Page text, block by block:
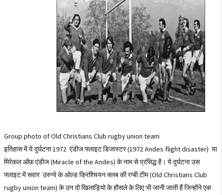
Group photo of Old Christians Club rugby union team
इतिहास में ये दुर्घटना 1972 एंडीज फ्लाइट डिजास्टर (1972 Andes flight disaster) या
मिरेकल ऑफ़ एंडीज (Miracle of the Andes) के नाम से प्रसिद्ध है। ये दुर्घटना उस
फ्लाइट में सवार उरुग्वे के ओल्ड क्रिश्चियन क्लब की रग्बी टीम (Old Christians Club
rugby union team) के उन दो खिलाड़ियो के हौसले के लिए भी जानी जाती हैं जिन्होंने एक